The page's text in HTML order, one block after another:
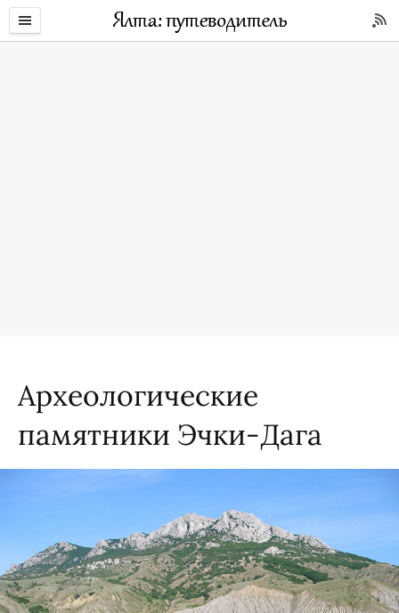
Археологические
памятники Эчки-Дага